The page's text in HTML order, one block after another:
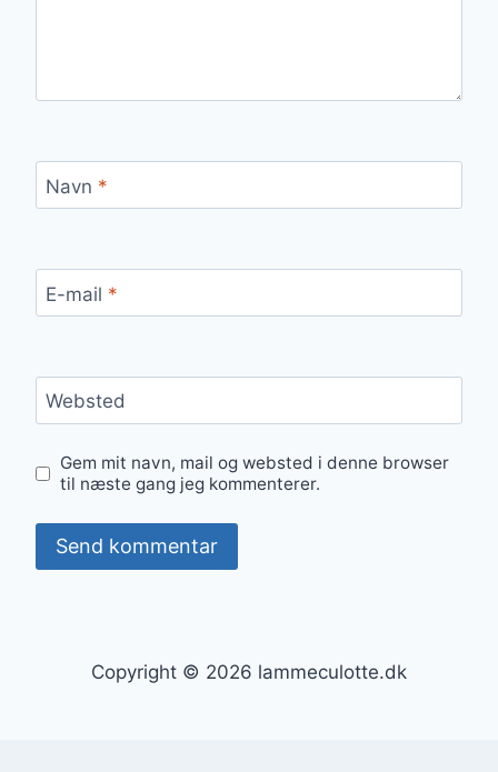
Navn *
E-mail *
Websted
Gem mit navn, mail og websted i denne browser
til næste gang jeg kommenterer.
Copyright © 2026 lammeculotte.dk